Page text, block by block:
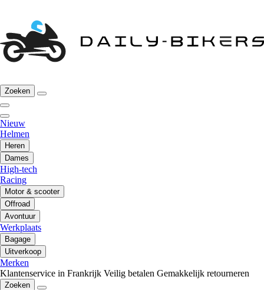
Zoeken
Nieuw
Helmen
Heren
Dames
High-tech
Racing
Motor & scooter
Offroad
Avontuur
Werkplaats
Bagage
Uitverkoop
Merken
Klantenservice in Frankrijk Veilig betalen Gemakkelijk retourneren
Zoeken